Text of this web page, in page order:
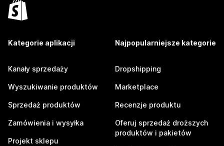
Kategorie aplikacji
Kanały sprzedaży
Wyszukiwanie produktów
Sprzedaż produktów
Zamówienia i wysyłka
Projekt sklepu
Najpopularniejsze kategorie
Dropshipping
Marketplace
Recenzje produktu
Oferuj sprzedaż droższych
produktów i pakietów